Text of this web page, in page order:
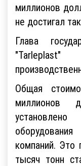
миллионов
не достигал
Глава
Общая
миллионов
компаний. Это
тысяч тонн